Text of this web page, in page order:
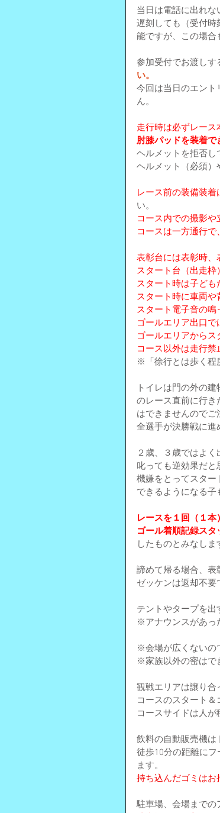
当日は電話に出れな
遅刻しても（受付時
能ですが、この場合
参加受付でお渡しす
い。
今回は当日のエント
ん。
走行時は必ずレー
肘膝パッドを装着で
ヘルメットを拒否し
ヘルメット（必須）
レース前の装備装着
い。
コース内での撮影
コースは一方通行
表彰台には表彰時、
スタート台（出走
スタート時は子ども
スタート時に車両
スタート電子音の
ゴールエリア出口
ゴールエリアから
コース以外は走行禁
※「徐行とは歩く程
トイレは門の外の
のレース直前に行き
はできませんのでご
全選手が決勝戦に進
２歳、３歳ではよ
叱っても逆効果だ
機嫌をとってスター
できるようになる子
レースを１回（１
ゴール着順記録スタ
したものとみなしま
諦めて帰る場合、表
ゼッケンは返却不要
テントやタープを出
※アナウンスがあっ
※会場が広くないの
※家族以外の密はで
観戦エリアは譲り合
コースのスタート＆
コースサイドは人が
飲料の自動販売機は
徒歩10分の距離に
ます。
持ち込んだゴミはお
駐車場、会場までの